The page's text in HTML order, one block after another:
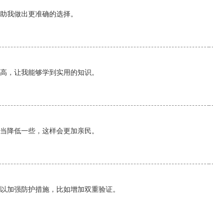
我做出更准确的选择。
，让我能够学到实用的知识。
降低一些，这样会更加亲民。
加强防护措施，比如增加双重验证。